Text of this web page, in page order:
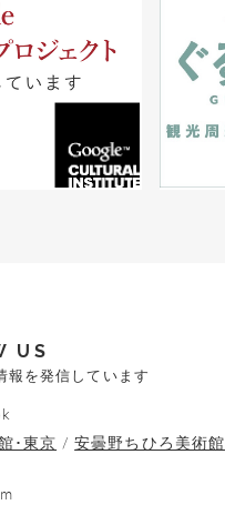
US
報を発信しています
･東京
安曇野ちひろ美術館